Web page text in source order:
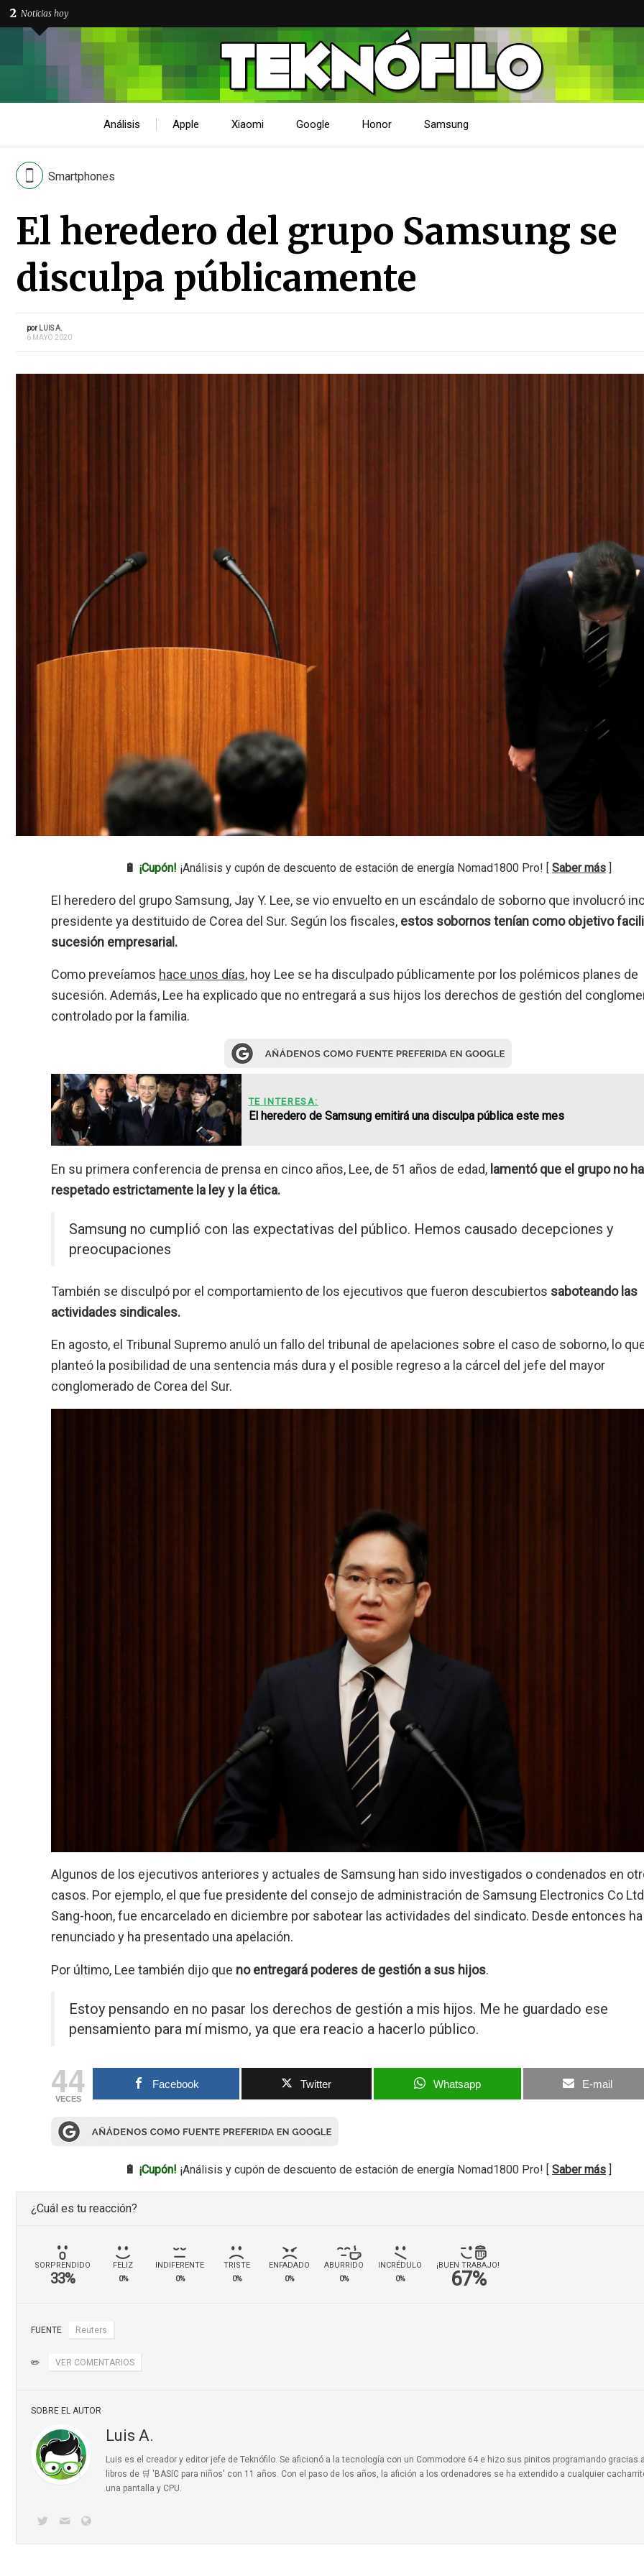
2 Noticias hoy
Análisis Apple Xiaomi Google Honor Samsung
Smartphones
El heredero del grupo Samsung se
disculpa públicamente
por LUIS A.
6 MAYO 2020
🔋 ¡Cupón! ¡Análisis y cupón de descuento de estación de energía Nomad1800 Pro! [ Saber más ]
El heredero del grupo Samsung, Jay Y. Lee, se vio envuelto en un escándalo de soborno que involucró
presidente ya destituido de Corea del Sur. Según los fiscales, estos sobornos tenían como objetivo
sucesión empresarial.
Como preveíamos hace unos días, hoy Lee se ha disculpado públicamente por los polémicos planes de
sucesión. Además, Lee ha explicado que no entregará a sus hijos los derechos de gestión del
controlado por la familia.
TE INTERESA:
El heredero de Samsung emitirá una disculpa pública este mes
En su primera conferencia de prensa en cinco años, Lee, de 51 años de edad, lamentó que el grupo no
respetado estrictamente la ley y la ética.
Samsung no cumplió con las expectativas del público. Hemos causado decepciones y
preocupaciones
También se disculpó por el comportamiento de los ejecutivos que fueron descubiertos saboteando las
actividades sindicales.
En agosto, el Tribunal Supremo anuló un fallo del tribunal de apelaciones sobre el caso de soborno, lo
planteó la posibilidad de una sentencia más dura y el posible regreso a la cárcel del jefe del mayor
conglomerado de Corea del Sur.
Algunos de los ejecutivos anteriores y actuales de Samsung han sido investigados o condenados en
casos. Por ejemplo, el que fue presidente del consejo de administración de Samsung Electronics Co
Sang-hoon, fue encarcelado en diciembre por sabotear las actividades del sindicato. Desde entonces ha
renunciado y ha presentado una apelación.
Por último, Lee también dijo que no entregará poderes de gestión a sus hijos.
Estoy pensando en no pasar los derechos de gestión a mis hijos. Me he guardado ese
pensamiento para mí mismo, ya que era reacio a hacerlo público.
44
VECES
Facebook Twitter Whatsapp E-mail
🔋 ¡Cupón! ¡Análisis y cupón de descuento de estación de energía Nomad1800 Pro! [ Saber más ]
¿Cuál es tu reacción?
SORPRENDIDO
33%
FELIZ
0%
INDIFERENTE
0%
TRISTE
0%
ENFADADO
0%
ABURRIDO
0%
INCRÉDULO
0%
¡BUEN TRABAJO!
67%
FUENTE Reuters
✏️ VER COMENTARIOS
SOBRE EL AUTOR
Luis A.
Luis es el creador y editor jefe de Teknófilo. Se aficionó a la tecnología con un Commodore 64 e hizo sus pinitos programando gracias
libros de 🛒 'BASIC para niños' con 11 años. Con el paso de los años, la afición a los ordenadores se ha extendido a cualquier
una pantalla y CPU.